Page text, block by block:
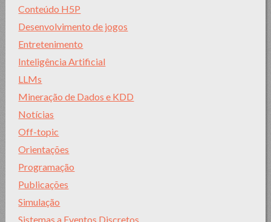
Conteúdo H5P
Desenvolvimento de jogos
Entretenimento
Inteligência Artificial
LLMs
Mineração de Dados e KDD
Notícias
Off-topic
Orientações
Programação
Publicações
Simulação
Sistemas a Eventos Discretos